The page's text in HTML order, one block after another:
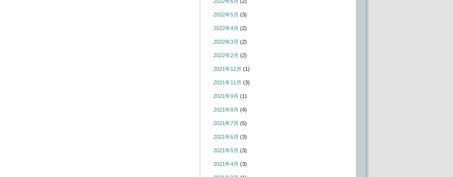
2022年5月 (3)
2022年4月 (2)
2022年3月 (2)
2022年2月 (2)
2021年12月 (1)
2021年11月 (3)
2021年9月 (1)
2021年8月 (4)
2021年7月 (5)
2021年6月 (3)
2021年5月 (3)
2021年4月 (3)